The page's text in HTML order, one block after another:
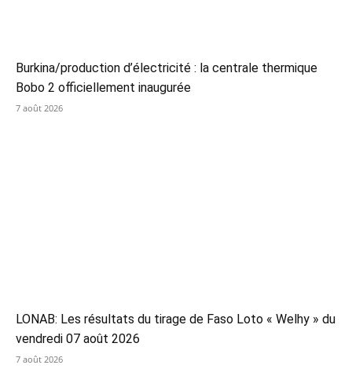
Burkina/production d’électricité : la centrale thermique
Bobo 2 officiellement inaugurée
7 août 2026
LONAB: Les résultats du tirage de Faso Loto « Welhy » du
vendredi 07 août 2026
7 août 2026